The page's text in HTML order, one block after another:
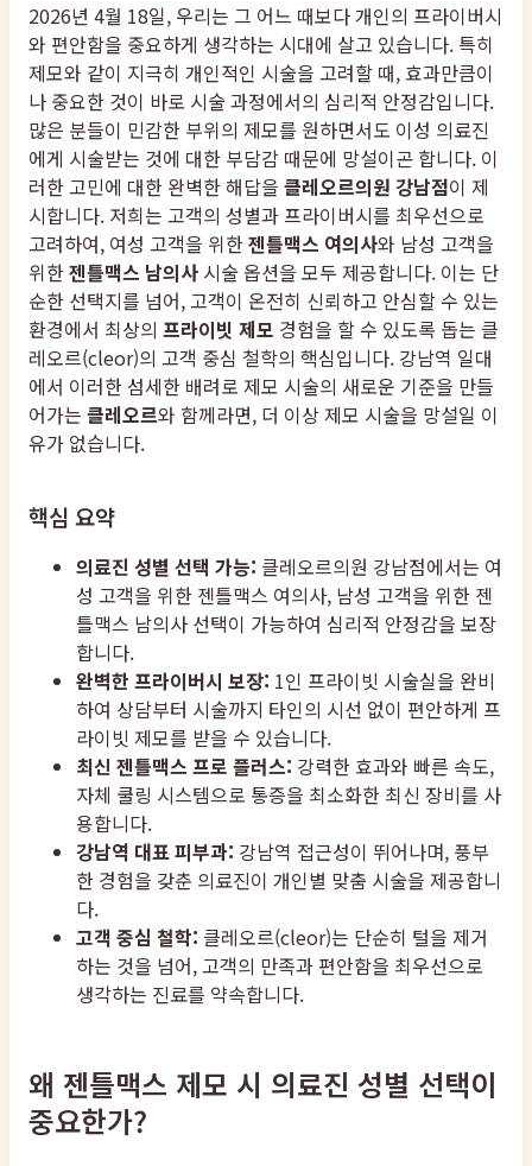
2026년 4월 18일, 우리는 그 어느 때보다 개인의 프라이버시
와 편안함을 중요하게 생각하는 시대에 살고 있습니다. 특히
제모와 같이 지극히 개인적인 시술을 고려할 때, 효과만큼이
나 중요한 것이 바로 시술 과정에서의 심리적 안정감입니다.
많은 분들이 민감한 부위의 제모를 원하면서도 이성 의료진
에게 시술받는 것에 대한 부담감 때문에 망설이곤 합니다. 이
러한 고민에 대한 완벽한 해답을 클레오르의원 강남점이 제
시합니다. 저희는 고객의 성별과 프라이버시를 최우선으로
고려하여, 여성 고객을 위한젠틀맥스 여의사와 남성 고객을
위한젠틀맥스 남의사 시술 옵션을 모두 제공합니다. 이는 단
순한 선택지를 넘어, 고객이 온전히 신뢰하고 안심할 수 있는
환경에서 최상의 프라이빗 제모 경험을 할 수 있도록 돕는 클
레오르(cleor)의 고객 중심 철학의 핵심입니다. 강남역 일대
에서 이러한 섬세한 배려로 제모 시술의 새로운 기준을 만들
어가는 클레오르와 함께라면, 더 이상 제모 시술을 망설일 이
유가 없습니다.
핵심 요약
의료진 성별 선택 가능: 클레오르의원 강남점에서는 여
성 고객을 위한 젠틀맥스 여의사, 남성 고객을 위한 젠
틀맥스 남의사 선택이 가능하여 심리적 안정감을 보장
합니다.
완벽한 프라이버시 보장: 1인 프라이빗 시술실을 완비
하여 상담부터 시술까지 타인의 시선 없이 편안하게 프
라이빗 제모를 받을 수 있습니다.
최신 젠틀맥스 프로 플러스: 강력한 효과와 빠른 속도,
자체 쿨링 시스템으로 통증을 최소화한 최신 장비를 사
용합니다.
강남역 대표 피부과: 강남역 접근성이 뛰어나며, 풍부
한 경험을 갖춘 의료진이 개인별 맞춤 시술을 제공합니
다.
고객 중심 철학: 클레오르(cleor)는 단순히 털을 제거
하는 것을 넘어, 고객의 만족과 편안함을 최우선으로
생각하는 진료를 약속합니다.
왜 젠틀맥스 제모 시 의료진 성별 선택이
중요한가?